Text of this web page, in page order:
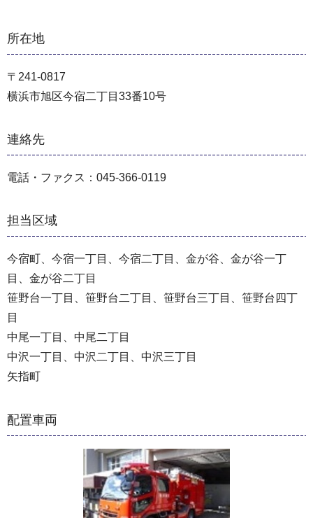
所在地
〒241-0817
横浜市旭区今宿二丁目33番10号
連絡先
電話・ファクス：045-366-0119
担当区域
今宿町、今宿一丁目、今宿二丁目、金が谷、金が谷一丁
目、金が谷二丁目
笹野台一丁目、笹野台二丁目、笹野台三丁目、笹野台四丁
目
中尾一丁目、中尾二丁目
中沢一丁目、中沢二丁目、中沢三丁目
矢指町
配置車両